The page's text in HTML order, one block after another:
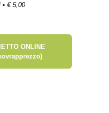
€ 5,00
ONLINE